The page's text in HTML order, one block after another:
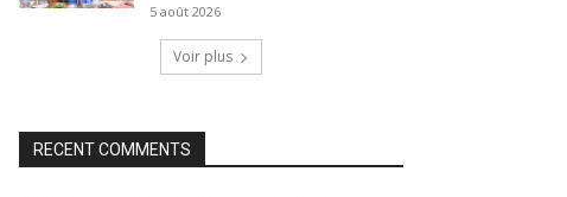
5 août 2026
Voir plus
RECENT COMMENTS